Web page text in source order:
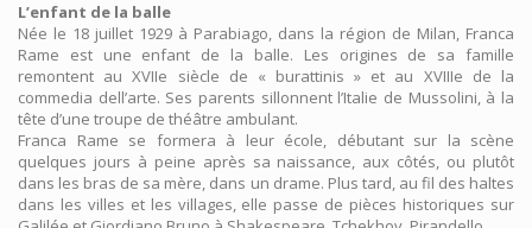
L’enfant de la balle
Née le 18 juillet 1929 à Parabiago, dans la région de Milan, Franca
Rame est une enfant de la balle. Les origines de sa famille
remontent au XVIIe siècle de « burattinis » et au XVIIIe de la
commedia dell’arte. Ses parents sillonnent l’Italie de Mussolini, à la
tête d’une troupe de théâtre ambulant.
Franca Rame se formera à leur école, débutant sur la scène
quelques jours à peine après sa naissance, aux côtés, ou plutôt
dans les bras de sa mère, dans un drame. Plus tard, au fil des haltes
dans les villes et les villages, elle passe de pièces historiques sur